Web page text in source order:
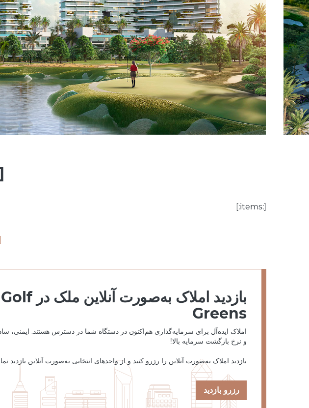
[:items:]
بازدید املاک به‌صورت آنلاین ملک در Golf
Greens
املاک ایده‌آل برای سرمایه‌گذاری هم‌اکنون در دستگاه شما در دسترس هستند. ایمنی،
و نرخ بازگشت سرمایه بالا!
بازدید املاک به‌صورت آنلاین را رزرو کنید و از واحدهای انتخابی به‌صورت آنلاین بازدید
رزرو بازدید